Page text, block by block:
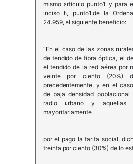
mismo artículo punto1 y para
inciso h, punto1,de la
24.959, el siguiente beneficio:
“En el caso de las zonas
de tendido de fibra óptica, el
el tendido de la red aérea por
veinte por ciento (20%)
precedentemente, y en el
de baja densidad poblacional
radio urbano y aquellas
mayoritariamente
por el pago la tarifa social,
treinta por ciento (30%) de lo